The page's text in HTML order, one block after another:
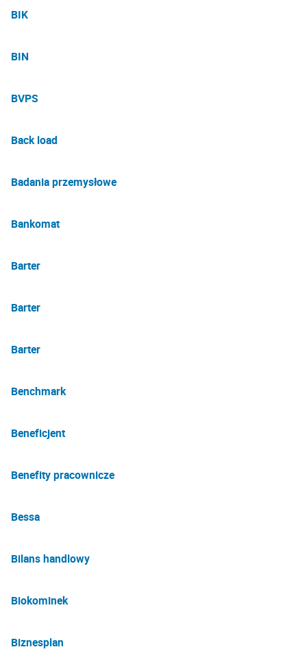
BIK
BIN
BVPS
Back load
Badania przemysłowe
Bankomat
Barter
Barter
Barter
Benchmark
Beneficjent
Benefity pracownicze
Bessa
Bilans handlowy
Biokominek
Biznesplan